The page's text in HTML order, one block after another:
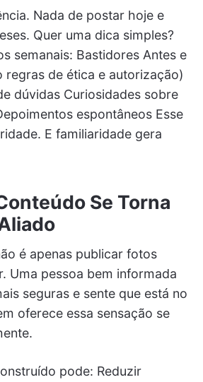
Nada de postar hoje e
Quer uma dica simples?
semanais: Bastidores Antes e
regras de ética e autorização)
dúvidas Curiosidades sobre
espontâneos Esse
E familiaridade gera
Se Torna
é apenas publicar fotos
Uma pessoa bem informada
seguras e sente que está no
oferece essa sensação se
pode: Reduzir